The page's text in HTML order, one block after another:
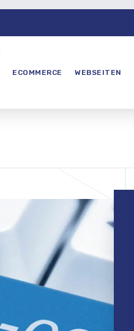
ECOMMERCE WEBSEITEN